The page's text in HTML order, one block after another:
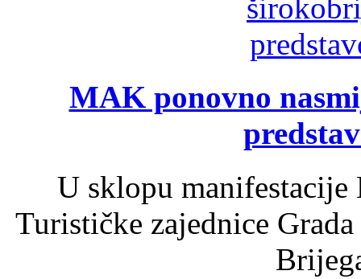
MAK ponovno
U sklopu
Turističke zajednice